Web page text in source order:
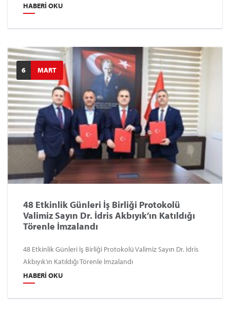
oldu.
HABERI OKU
6 MART
48 Etkinlik Günleri İş Birliği Protokolü
Valimiz Sayın Dr. İdris Akbıyık’ın Katıldığı
Törenle İmzalandı
48 Etkinlik Günleri İş Birliği Protokolü Valimiz Sayın Dr. İdris
Akbıyık’ın Katıldığı Törenle İmzalandı
HABERI OKU